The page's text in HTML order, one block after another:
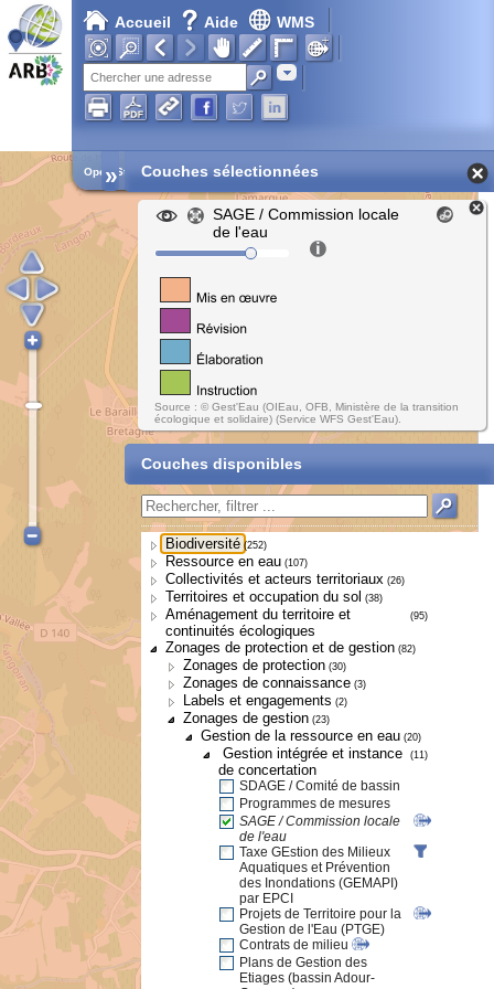
Accueil Aide WMS
Adresse
Open Street Map
» Couches sélectionnées
SAGE / Commission locale
de l'eau
Source : © Gest'Eau (OIEau, OFB, Ministère de la transition
écologique et solidaire) (Service WFS Gest'Eau).
Couches disponibles
Biodiversité (252)
Ressource en eau (107)
Collectivités et acteurs territoriaux (26)
Territoires et occupation du sol (38)
Aménagement du territoire et
continuités écologiques
(95)
Zonages de protection et de gestion (82)
Zonages de protection (30)
Zonages de connaissance (3)
Labels et engagements (2)
Zonages de gestion (23)
Gestion de la ressource en eau (20)
Gestion intégrée et instance
de concertation
(11)
SDAGE / Comité de bassin
Programmes de mesures
SAGE / Commission locale
de l'eau
Taxe GEstion des Milieux
Aquatiques et Prévention
des Inondations (GEMAPI)
par EPCI
Projets de Territoire pour la
Gestion de l'Eau (PTGE)
Contrats de milieu
Plans de Gestion des
Etiages (bassin Adour-